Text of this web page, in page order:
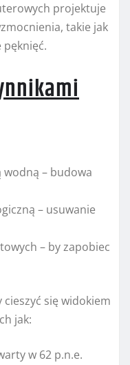
projektuje
takie jak
– budowa
– usuwanie
– by zapobiec
się widokiem
jak:
w 62 p.n.e.